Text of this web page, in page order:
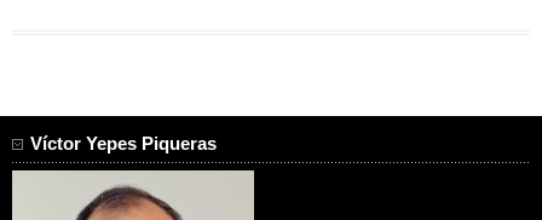
Víctor Yepes Piqueras